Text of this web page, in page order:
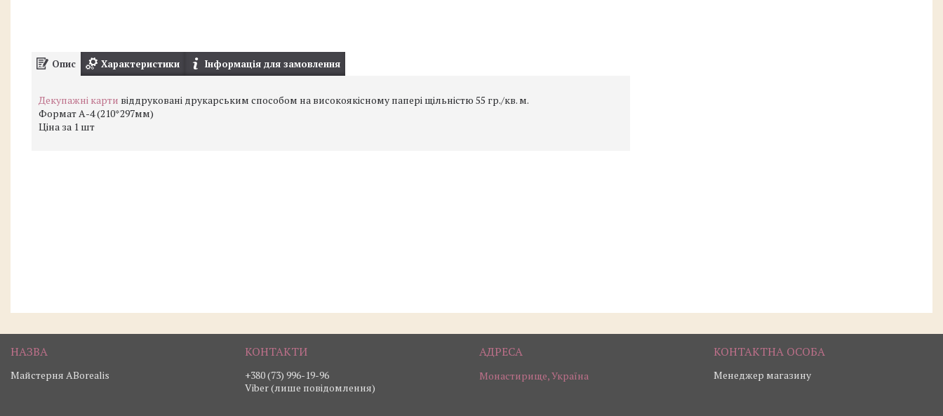
Опис Характеристики Інформація для замовлення
Декупажні карти віддруковані друкарським способом на високоякісному папері щільністю 55 гр./кв. м.
Формат А-4 (210*297мм)
Ціна за 1 шт
Майстерня ABorealis
+380 (73) 996-19-96
Viber (лише повідомлення)
Монастирище, Україна Менеджер магазину